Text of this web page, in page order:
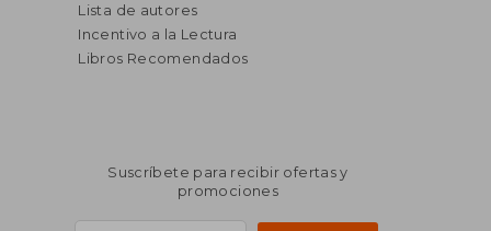
$ 132.86
Lista de autores
Incentivo a la Lectura
Libros Recomendados
Suscríbete para recibir ofertas y
promociones